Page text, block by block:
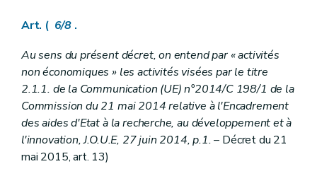
Art. ( 6/8 .
Au sens du présent décret, on entend par « activités
non économiques » les activités visées par le titre
2.1.1. de la Communication (UE) n°2014/C 198/1 de la
Commission du 21 mai 2014 relative à l'Encadrement
des aides d'Etat à la recherche, au développement et à
l'innovation, J.O.U.E, 27 juin 2014, p.1.– Décret du 21
mai 2015, art. 13)